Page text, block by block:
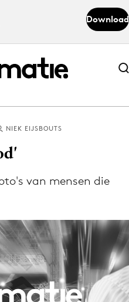
Download
Abonneer nu
Abonneer nu
de app
via de Adformatie
NIEK EIJSBOUTS
van mensen die